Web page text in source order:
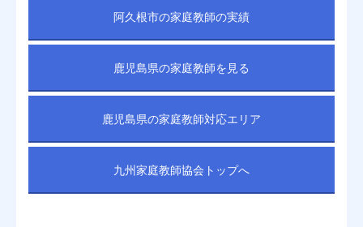
阿久根市の家庭教師の実績
鹿児島県の家庭教師を見る
鹿児島県の家庭教師対応エリア
九州家庭教師協会トップへ